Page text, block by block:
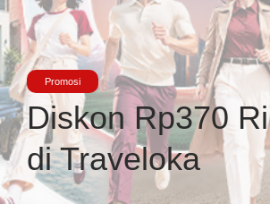
Promosi
Diskon Rp370
di Traveloka